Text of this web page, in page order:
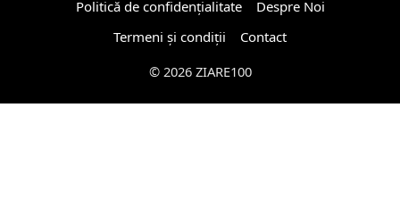
Politică de confidențialitate
Despre Noi
Termeni și condiții
Contact
© 2026 ZIARE100